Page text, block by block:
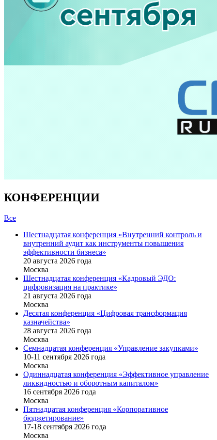
КОНФЕРЕНЦИИ
Все
Шестнадцатая конференция «Внутренний контроль и
внутренний аудит как инструменты повышения
эффективности бизнеса»
20 августа 2026 года
Москва
Шестнадцатая конференция «Кадровый ЭДО:
цифровизация на практике»
21 августа 2026 года
Москва
Десятая конференция «Цифровая трансформация
казначейства»
28 августа 2026 года
Москва
Семнадцатая конференция «Управление закупками»
10-11 сентября 2026 года
Москва
Одиннадцатая конференция «Эффективное управление
ликвидностью и оборотным капиталом»
16 cентября 2026 года
Москва
Пятнадцатая конференция «Корпоративное
бюджетирование»
17-18 сентября 2026 года
Москва